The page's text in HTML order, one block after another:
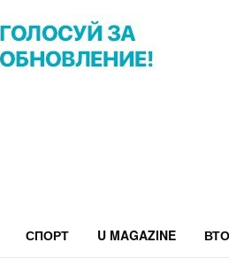
СПОРТ U MAGAZINE